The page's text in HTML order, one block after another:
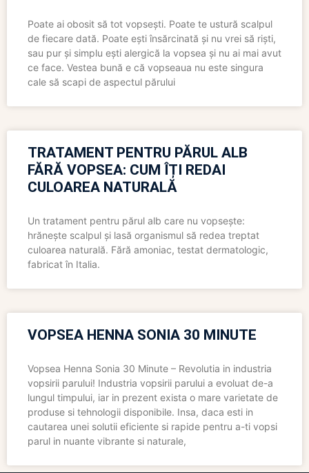
Poate ai obosit să tot vopsești. Poate te ustură scalpul
de fiecare dată. Poate ești însărcinată și nu vrei să riști,
sau pur și simplu ești alergică la vopsea și nu ai mai avut
ce face. Vestea bună e că vopseaua nu este singura
cale să scapi de aspectul părului
TRATAMENT PENTRU PĂRUL ALB
FĂRĂ VOPSEA: CUM ÎȚI REDAI
CULOAREA NATURALĂ
Un tratament pentru părul alb care nu vopsește:
hrănește scalpul și lasă organismul să redea treptat
culoarea naturală. Fără amoniac, testat dermatologic,
fabricat în Italia.
VOPSEA HENNA SONIA 30 MINUTE
Vopsea Henna Sonia 30 Minute – Revolutia in industria
vopsirii parului! Industria vopsirii parului a evoluat de-a
lungul timpului, iar in prezent exista o mare varietate de
produse si tehnologii disponibile. Insa, daca esti in
cautarea unei solutii eficiente si rapide pentru a-ti vopsi
parul in nuante vibrante si naturale,